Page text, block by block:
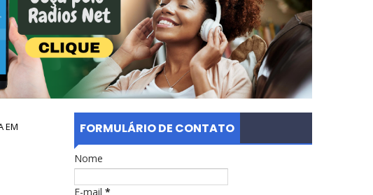
EM
FORMULÁRIO DE CONTATO
Nome
E-mail *